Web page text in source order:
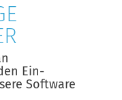
Ein-
Software